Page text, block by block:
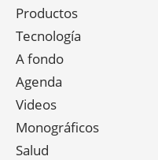
Productos
Tecnología
A fondo
Agenda
Videos
Monográficos
Salud